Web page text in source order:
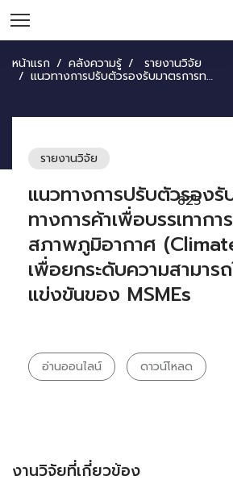
หน้าแรก คลังความรู้ รายงานวิจัย
แนวทางการปรับตัวรองรับมาตรการทางการค้าเพื่อบรรเทาการเปลี่ยนแปลงสภาพภูมิอากาศ (Climate Change) เพื่อยกระดับความสามารถในการแข่งขันของ MSMEs
รายงานวิจัย
825
แนวทางการปรับตัวรองรั
ทางการค้าเพื่อบรรเทาก
สภาพภูมิอากาศ
เพื่อยกระดับความสามาร
แข่งขันของ MSMEs
อ่านออนไลน์ ดาวน์โหลด
งานวิจัยที่เกี่ยวข้อง